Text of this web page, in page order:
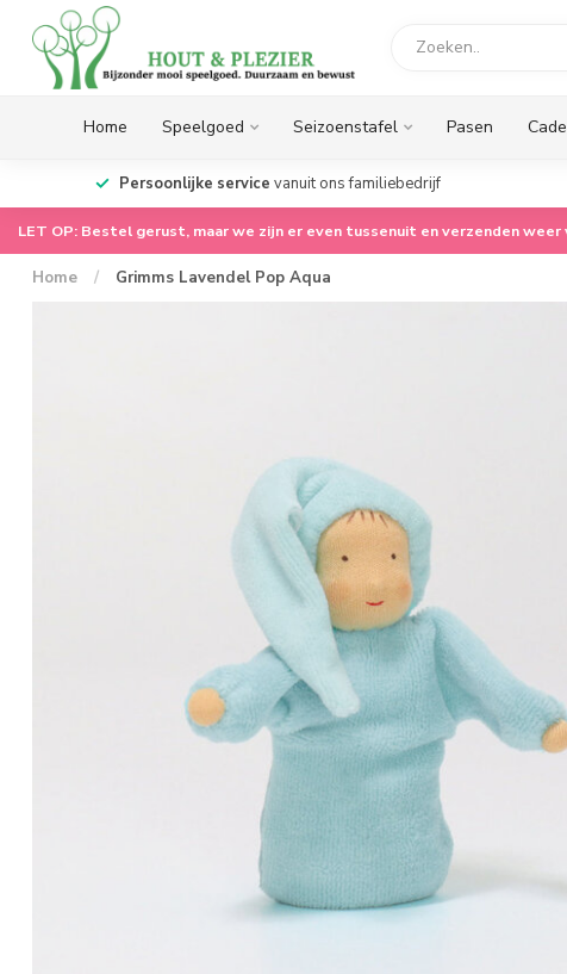
Home Speelgoed Seizoenstafel Pasen
Persoonlijke service vanuit ons familiebedrijf
LET OP: Bestel gerust, maar we zijn er even tussenuit en verzenden weer
Home / Grimms Lavendel Pop Aqua